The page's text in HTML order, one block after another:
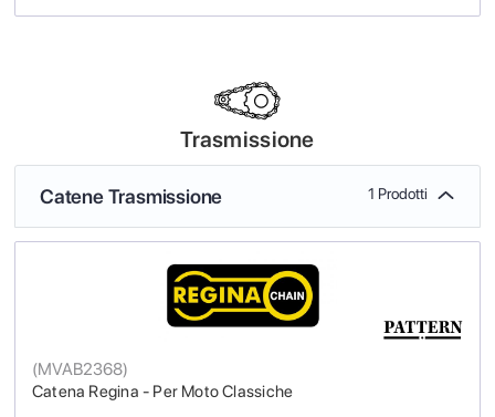
Trasmissione
Catene Trasmissione 1 Prodotti
Catena Regina - Per Moto Classiche
(MVAB2368)